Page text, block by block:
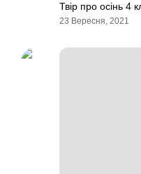
Твір про осінь 4
23 Вересня, 2021